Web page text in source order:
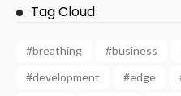
Tag Cloud
#breathing #business
#development
#edge